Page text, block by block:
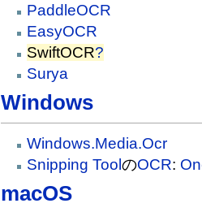
PaddleOCR
EasyOCR
SwiftOCR?
Surya
Windows
Windows.Media.Ocr
Snipping ToolのOCR:
macOS